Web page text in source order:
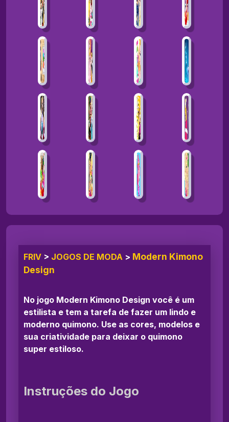
FRIV > JOGOS DE MODA > Modern Kimono
Design
No jogo Modern Kimono Design você é um
estilista e tem a tarefa de fazer um lindo e
moderno quimono. Use as cores, modelos e
sua criatividade para deixar o quimono
super estiloso.
Instruções do Jogo